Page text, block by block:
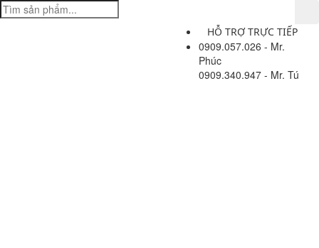
HỖ TRỢ TRỰC TIẾP
0909.057.026 - Mr.
Phúc
0909.340.947 - Mr. Tú